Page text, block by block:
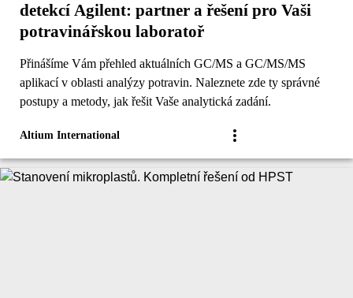
detekcí Agilent: partner a řešení pro Vaši
potravinářskou laboratoř
Přinášíme Vám přehled aktuálních GC/MS a GC/MS/MS
aplikací v oblasti analýzy potravin. Naleznete zde ty správné
postupy a metody, jak řešit Vaše analytická zadání.
Altium International